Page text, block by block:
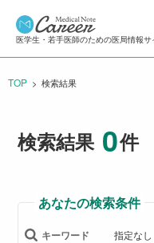
医学生・若手医師のための医局情報サ
TOP CURRENT:
検索結果
検索結果 0件
あなたの検索条件
キーワード 指定なし